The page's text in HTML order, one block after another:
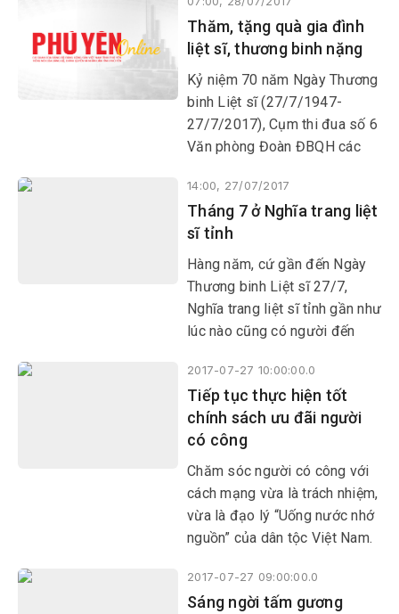
chung cho hơn 6.200 liệt sĩ
của Phú Yên và từ mọi miền
đất nước yên nghỉ tại đây.
Thăm, tặng quà gia đình
liệt sĩ, thương binh nặng
Kỷ niệm 70 năm Ngày Thương
binh Liệt sĩ (27/7/1947-
27/7/2017), Cụm thi đua số 6
Văn phòng Đoàn ĐBQH các
miền Trung vừa tổ chức thăm,
tặng quà cho 10 gia đình liệt
sĩ, thương binh nặng
14:00, 27/07/2017
Tháng 7 ở Nghĩa trang liệt
sĩ tỉnh
Hàng năm, cứ gần đến Ngày
Thương binh Liệt sĩ 27/7,
Nghĩa trang liệt sĩ tỉnh gần như
lúc nào cũng có người đến
đội. Ai cũng tự tay thắp nén
hương thơm, nghiêng mình
trước anh linh các liệt sĩ.
2017-07-27 10:00:00.0
Tiếp tục thực hiện tốt
chính sách ưu đãi người
có công
Chăm sóc người có công với
cách mạng vừa là trách nhiệm,
vừa là đạo lý “Uống nước nhớ
nguồn” của dân tộc Việt Nam.
Nhà nước và nhân dân ta đặc
biệt quan tâm thực hiện công
2017-07-27 09:00:00.0
Sáng ngời tấm gương